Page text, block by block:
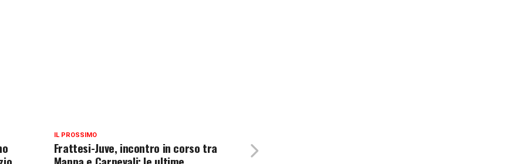
IL PROSSIMO
Frattesi-Juve, incontro in corso tra